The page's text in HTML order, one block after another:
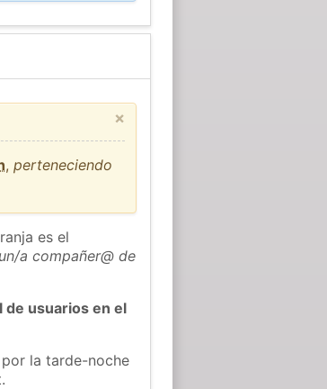
×
,perteneciendo
es el
a compañer@ de
de usuarios en el
la tarde-noche